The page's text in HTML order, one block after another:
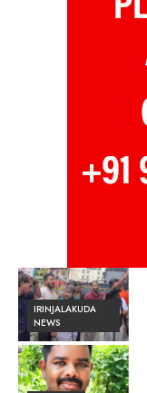
IRINJALAKUDA
NEWS